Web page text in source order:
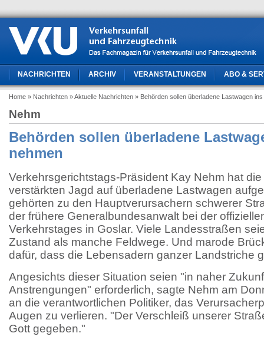
NACHRICHTEN ARCHIV VERANSTALTUNGEN ABO &
Home » Nachrichten » Aktuelle Nachrichten » Behörden sollen überladene Lastwagen
Nehm
Behörden sollen überladene
nehmen
Verkehrsgerichtstags-Präsident Kay Nehm hat
verstärkten Jagd auf überladene Lastwagen
gehörten zu den Hauptverursachern schwerer
der frühere Generalbundesanwalt bei der
Verkehrstages in Goslar. Viele Landesstraßen
Zustand als manche Feldwege. Und marode
dafür, dass die Lebensadern ganzer Landstriche
Angesichts dieser Situation seien "in naher
Anstrengungen" erforderlich, sagte Nehm am
an die verantwortlichen Politiker, das
Augen zu verlieren. "Der Verschleiß unserer
Gott gegeben."